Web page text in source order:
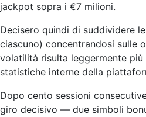
jackpot sopra i €7 milioni.
Decisero quindi di suddividere
ciascuno) concentrandosi sulle
volatilità risulta leggermente più
statistiche interne della
Dopo cento sessioni
giro decisivo — due simboli